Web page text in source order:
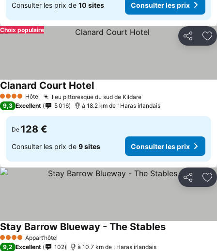
Consulter les prix de 10 sites Consulter les prix
Partager
Choix populaire
4 Étoiles Hôtel lieu pittoresque du sud de Kildare
Clanard Court Hotel
9,3 Excellent 5 016 à 18.2 km de : Haras irlandais
De 128 €
Consulter les prix de 9 sites Consulter les prix
Partager
4 Étoiles Appart’hôtel
Stay Barrow Blueway - The Stables
9,2 Excellent 102 à 10.7 km de : Haras irlandais